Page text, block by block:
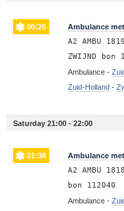
00:20 Ambulance
A2 AMBU
ZWIJND bon
Ambulance -
Zuid-Holland -
Saturday 21:00 - 22:00
21:38 Ambulance
A2 AMBU
bon 112040
Ambulance -